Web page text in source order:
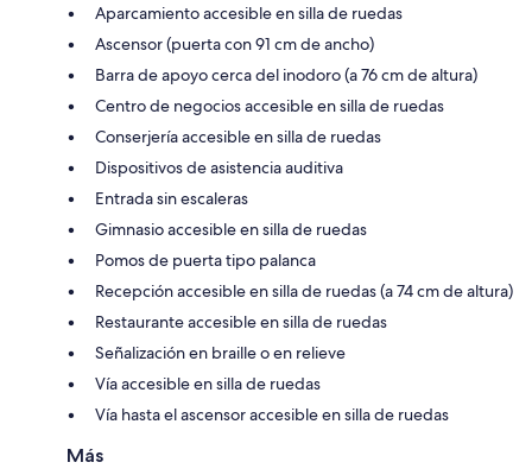
Aparcamiento accesible en silla de ruedas
Ascensor (puerta con 91 cm de ancho)
Barra de apoyo cerca del inodoro (a 76 cm de altura)
Centro de negocios accesible en silla de ruedas
Conserjería accesible en silla de ruedas
Dispositivos de asistencia auditiva
Entrada sin escaleras
Gimnasio accesible en silla de ruedas
Pomos de puerta tipo palanca
Recepción accesible en silla de ruedas (a 74 cm de altura)
Restaurante accesible en silla de ruedas
Señalización en braille o en relieve
Vía accesible en silla de ruedas
Vía hasta el ascensor accesible en silla de ruedas
Más